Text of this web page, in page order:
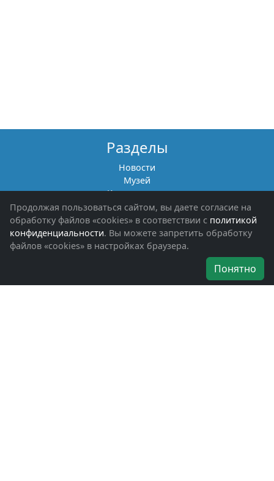
Разделы
Новости
Музей
Книги памяти
Фотоальбомы
Обращения граждан
Помощь участникам СВО и их семьям
Об организации
Наши награды
Продолжая пользоваться сайтом, вы даете согласие на
обработку файлов «cookies» в соответствии с политикой
конфиденциальности. Вы можете запретить обработку
файлов «cookies» в настройках браузера.
Понятно